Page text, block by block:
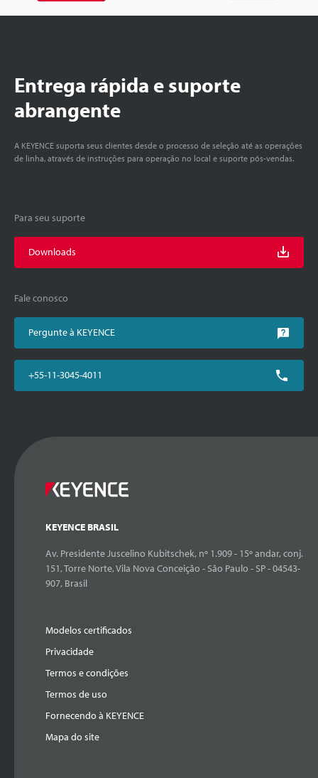
Entrega rápida e suporte
abrangente
A KEYENCE suporta seus clientes desde o processo de seleção até as operações
de linha, através de instruções para operação no local e suporte pós-vendas.
Para seu suporte
Downloads
Fale conosco
Pergunte à KEYENCE
+55-11-3045-4011
KEYENCE BRASIL
Av. Presidente Juscelino Kubitschek, nº 1.909 - 15º andar, conj.
151, Torre Norte, Vila Nova Conceição - São Paulo - SP - 04543-
907, Brasil
Modelos certificados
Privacidade
Termos e condições
Termos de uso
Fornecendo à KEYENCE
Mapa do site